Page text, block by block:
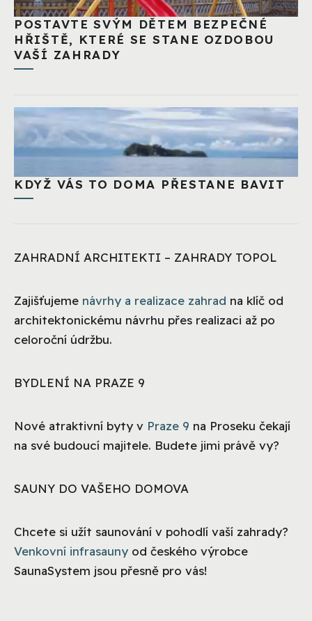
POSTAVTE SVÝM DĚTEM BEZPEČNÉ
HŘIŠTĚ, KTERÉ SE STANE OZDOBOU
VAŠÍ ZAHRADY
KDYŽ VÁS TO DOMA PŘESTANE BAVIT
ZAHRADNÍ ARCHITEKTI – ZAHRADY TOPOL
Zajišťujeme návrhy a realizace zahrad na klíč od
architektonickému návrhu přes realizaci až po
celoroční údržbu.
BYDLENÍ NA PRAZE 9
Nové atraktivní byty v Praze 9 na Proseku čekají
na své budoucí majitele. Budete jimi právě vy?
SAUNY DO VAŠEHO DOMOVA
Chcete si užít saunování v pohodlí vaší zahrady?
Venkovní infrasauny od českého výrobce
SaunaSystem jsou přesně pro vás!